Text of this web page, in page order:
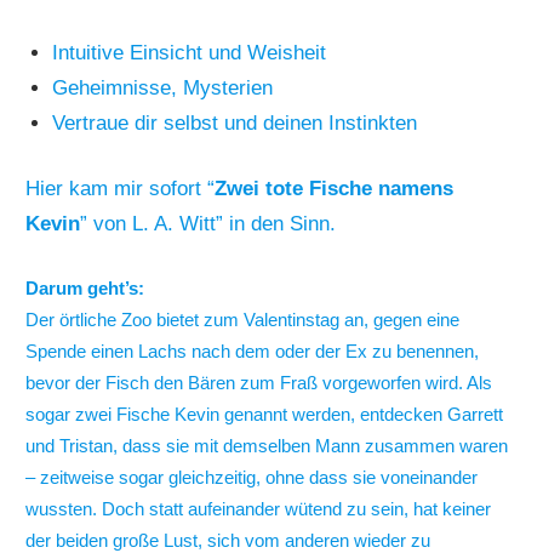
Intuitive Einsicht und Weisheit
Geheimnisse, Mysterien
Vertraue dir selbst und deinen Instinkten
Hier kam mir sofort “Zwei tote Fische namens
Kevin” von L. A. Witt” in den Sinn.
Darum geht’s:
Der örtliche Zoo bietet zum Valentinstag an, gegen eine
Spende einen Lachs nach dem oder der Ex zu benennen,
bevor der Fisch den Bären zum Fraß vorgeworfen wird. Als
sogar zwei Fische Kevin genannt werden, entdecken Garrett
und Tristan, dass sie mit demselben Mann zusammen waren
– zeitweise sogar gleichzeitig, ohne dass sie voneinander
wussten. Doch statt aufeinander wütend zu sein, hat keiner
der beiden große Lust, sich vom anderen wieder zu